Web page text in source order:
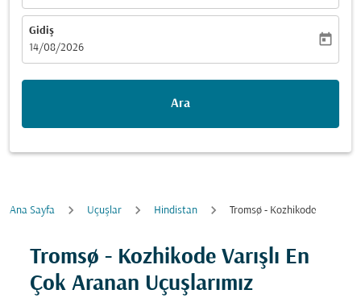
Gidiş
fc-booking-departure-date-aria-label
14/08/2026
today
Ara
Ana Sayfa Uçuşlar Hindistan Tromsø - Kozhikode
Tromsø - Kozhikode Varışlı En
Çok Aranan Uçuşlarımız
Fırsatları bulmak için rotanızı güncellemeyi deneyin